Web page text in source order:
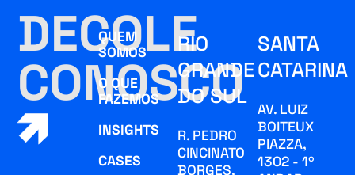
DECOLE
CONOSCO
QUEM
SOMOS
O QUE
FAZEMOS
INSIGHTS
CASES
RIO
GRANDE
DO SUL
R. PEDRO
CINCINATO
BORGES,
SANTA
CATARINA
AV. LUIZ
BOITEUX
PIAZZA,
1302 - 1º